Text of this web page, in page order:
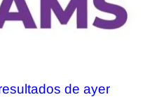
de ayer